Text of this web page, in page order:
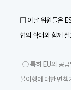
□ 이날 위원들은
협의 확대와 함께
○ 특히 EU의 공급
불이행에 대한 면